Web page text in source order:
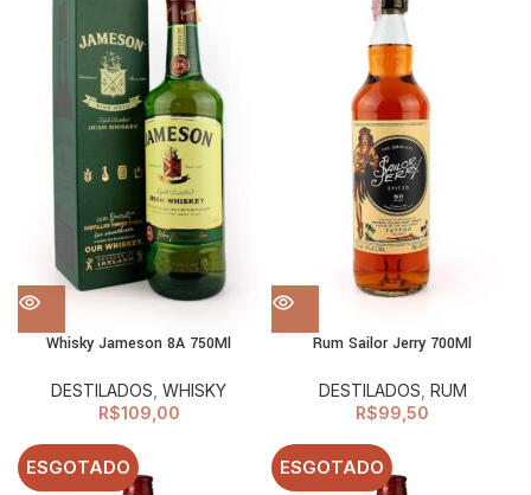
Whisky Jameson 8A 750Ml
DESTILADOS WHISKY
R$109,00
Rum Sailor Jerry 700Ml
DESTILADOS RUM
R$99,50
ESGOTADO ESGOTADO